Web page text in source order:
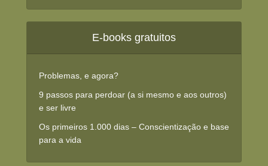
E-books gratuitos
Problemas, e agora?
9 passos para perdoar (a si mesmo e aos outros)
e ser livre
Os primeiros 1.000 dias – Conscientização e base
para a vida